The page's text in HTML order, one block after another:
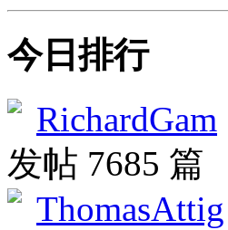
今日排行
RichardGam
发帖 7685 篇
ThomasAttig